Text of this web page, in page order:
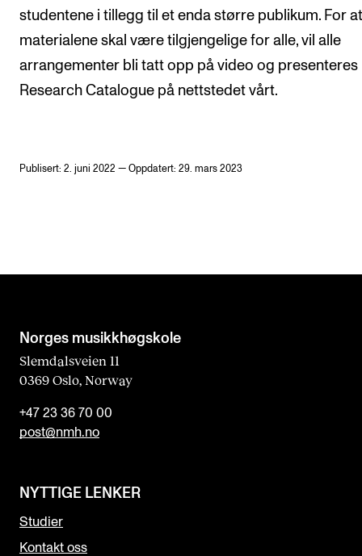
studentene i tillegg til et enda større publikum. For at
materialene skal være tilgjengelige for alle, vil alle
arrangementer bli tatt opp på video og presenteres
Research Catalogue på nettstedet vårt.
Publisert: 2. juni 2022 — Oppdatert: 29. mars 2023
Norges musikk­høgskole
Slemdalsveien 11
0369 Oslo, Norway
+47 23 36 70 00
post@nmh.no
NYTTIGE LENKER
Studier
Kontakt oss